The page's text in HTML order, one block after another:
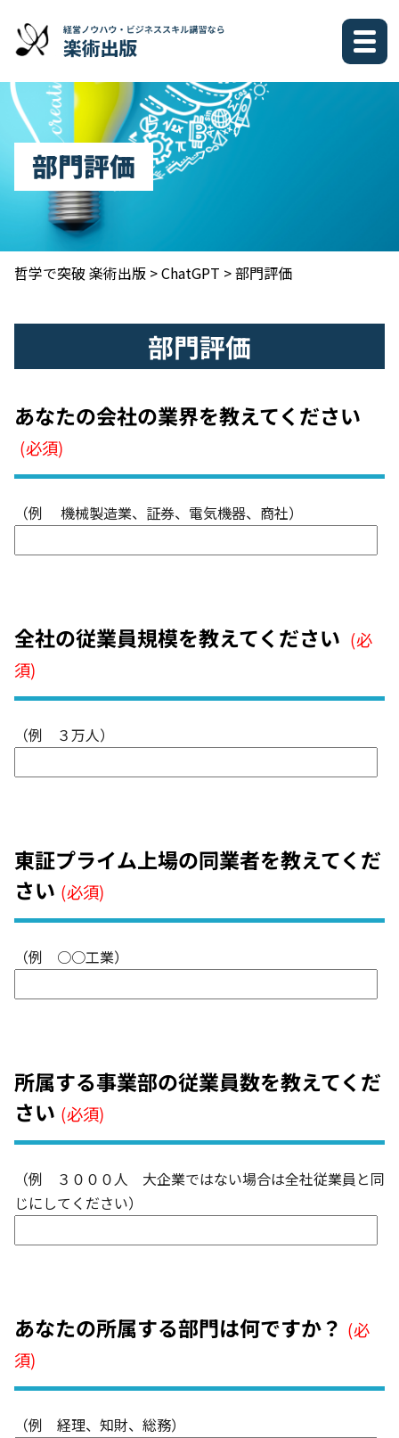
部門評価
哲学で突破 楽術出版 >ChatGPT >部門評価
部門評価
あなたの会社の業界を教えてください
(必須)
（例 機械製造業、証券、電気機器、商社）
全社の従業員規模を教えてください (必
須)
（例 ３万人）
東証プライム上場の同業者を教えてくだ
さい (必須)
（例 ○○工業）
所属する事業部の従業員数を教えてくだ
さい (必須)
（例 ３０００人 大企業ではない場合は全社従業員と同
じにしてください）
あなたの所属する部門は何ですか？ (必
須)
（例 経理、知財、総務）